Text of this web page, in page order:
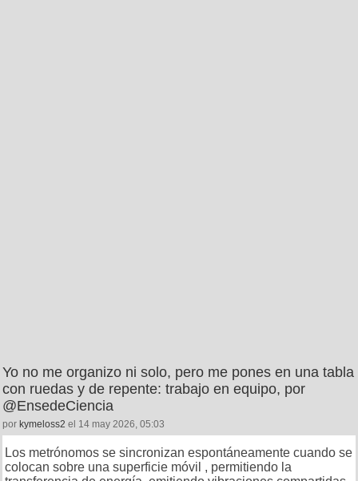
Yo no me organizo ni solo, pero me pones en una tabla
con ruedas y de repente: trabajo en equipo, por
@EnsedeCiencia
por kymeloss2 el 14 may 2026, 05:03
Los metrónomos se sincronizan espontáneamente cuando se
colocan sobre una superficie móvil , permitiendo la